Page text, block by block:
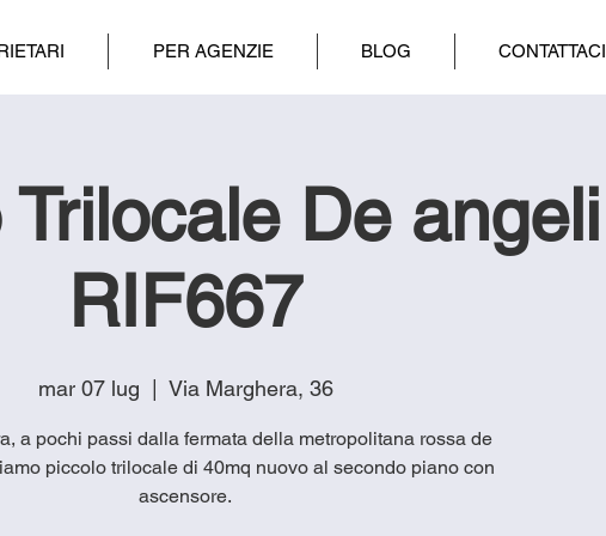
PER AGENZIE BLOG CONTATTACI
Trilocale De angeli
RIF667
mar 07 lug
  |
Via Marghera, 36
a pochi passi dalla fermata della metropolitana rossa de
piccolo trilocale di 40mq nuovo al secondo piano con
ascensore.